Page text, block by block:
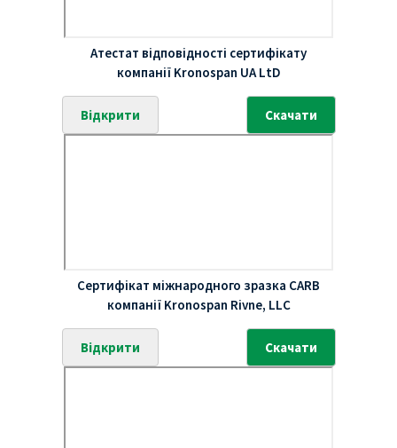
Атестат відповідності сертифікату
компанії Kronospan UA LtD
Відкрити Скачати
Сертифікат міжнародного зразка CARB
компанії Kronospan Rivne, LLC
Відкрити Скачати